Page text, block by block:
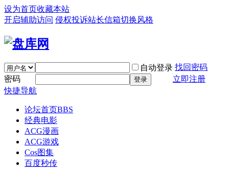
设为首页收藏本站
开启辅助访问 侵权投诉站长信箱切换风格
自动登录 找回密码
密码
登录
立即注册
快捷导航
论坛首页BBS
经典电影
ACG漫画
ACG游戏
Cos图集
百度秒传